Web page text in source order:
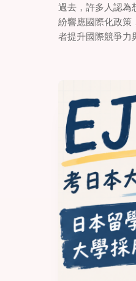
過去，許多人認為
紛響應國際化政策
者提升國際競爭力